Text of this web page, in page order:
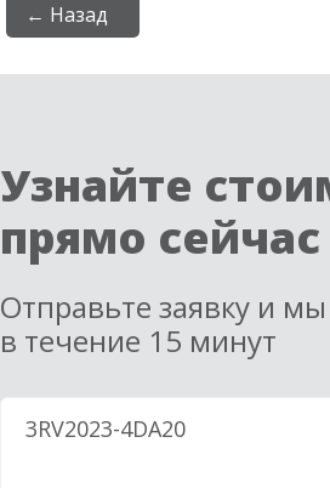
← Назад
Узнайте
прямо сейчас
Отправьте заявку и
в течение 15 минут